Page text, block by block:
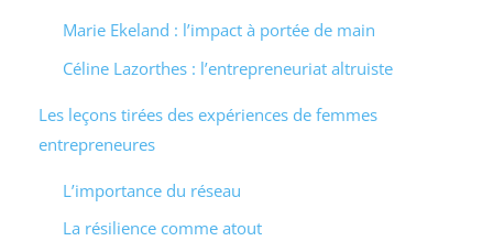
Marie Ekeland : l’impact à portée de main
Céline Lazorthes : l’entrepreneuriat altruiste
Les leçons tirées des expériences de femmes
entrepreneures
L’importance du réseau
La résilience comme atout